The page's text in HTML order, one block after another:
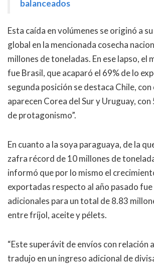
balanceados
Esta caída en volúmenes se originó a
global en la mencionada cosecha
millones de toneladas. En ese lapso, el
fue Brasil, que acaparó el 69% de lo
segunda posición se destaca Chile, con
aparecen Corea del Sur y Uruguay, con
de protagonismo”.
En cuanto a la soya paraguaya, de la
zafra récord de 10 millones de
informó que por lo mismo el
exportadas respecto al año pasado
adicionales para un total de 8.83
entre fríjol, aceite y pélets.
“Este superávit de envíos con relación
tradujo en un ingreso adicional de